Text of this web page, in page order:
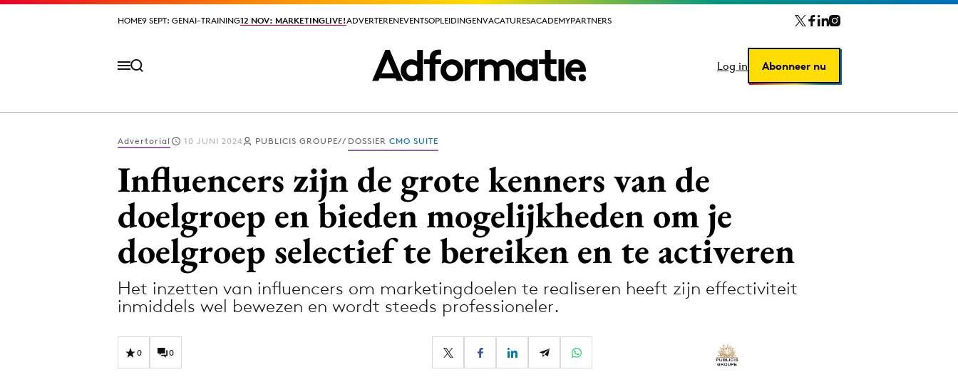
HOME9 SEPT: GENAI-TRAINING12 NOV: MARKETINGLIVE!ADVERTERENEVENTSOPLEIDINGENVACATURESACADEMYPARTNERS
Log in Abonneer nu
HOME9 SEPT: GENAI-TRAINING12 NOV: MARKETINGLIVE!ADVERTERENEVENTSOPLEIDINGENVACATURESACADEMYPARTNERS
Log in Abonneer nu
Volg het laatste nieuws via de Adformatie Nieuws app
Design
Diversiteit
Media
PR
Purpose Marketing
Advertorial 10 JUNI 2024 PUBLICIS GROUPE DOSSIER CMO SUITE
Influencers zijn de grote kenners van de
doelgroep en bieden mogelijkheden om je
doelgroep selectief te bereiken en te activeren
Het inzetten van influencers om marketingdoelen te realiseren heeft zijn effectiviteit
inmiddels wel bewezen en wordt steeds professioneler.
0 0